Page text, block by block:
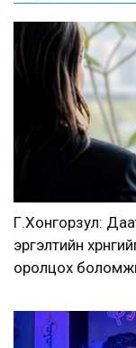
Г.Хонгорзул:
эргэлтийн
оролцох